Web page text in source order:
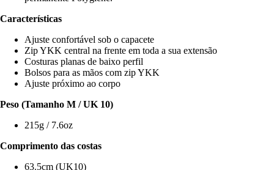
Características
Ajuste confortável sob o capacete
Zip YKK central na frente em toda a sua extensão
Costuras planas de baixo perfil
Bolsos para as mãos com zip YKK
Ajuste próximo ao corpo
Peso (Tamanho M / UK 10)
215g / 7.6oz
Comprimento das costas
63.5cm (UK10)